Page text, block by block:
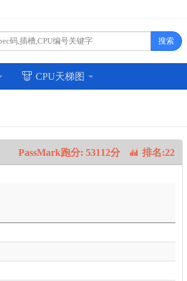
搜索
CPU天梯图
PassMark跑分: 53112分 排名:22